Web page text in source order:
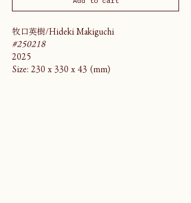
牧口英樹/Hideki Makiguchi
#250218
2025
Size: 230 x 330 x 43 (mm)